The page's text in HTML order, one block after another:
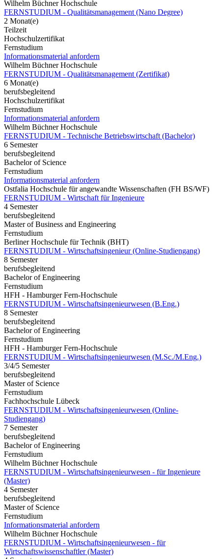
Wilhelm Büchner Hochschule
FERNSTUDIUM - Qualitätsmanagement (Nano Degree)
2 Monat(e)
Teilzeit
Hochschulzertifikat
Fernstudium
Informationsmaterial anfordern
Wilhelm Büchner Hochschule
FERNSTUDIUM - Qualitätsmanagement (Zertifikat)
6 Monat(e)
berufsbegleitend
Hochschulzertifikat
Fernstudium
Informationsmaterial anfordern
Wilhelm Büchner Hochschule
FERNSTUDIUM - Technische Betriebswirtschaft (Bachelor)
6 Semester
berufsbegleitend
Bachelor of Science
Fernstudium
Informationsmaterial anfordern
Ostfalia Hochschule für angewandte Wissenschaften (FH BS/WF)
FERNSTUDIUM - Wirtschaft für Ingenieure
4 Semester
berufsbegleitend
Master of Business and Engineering
Fernstudium
Berliner Hochschule für Technik (BHT)
FERNSTUDIUM - Wirtschaftsingenieur (Online-Studiengang)
8 Semester
berufsbegleitend
Bachelor of Engineering
Fernstudium
HFH - Hamburger Fern-Hochschule
FERNSTUDIUM - Wirtschaftsingenieurwesen (B.Eng.)
8 Semester
berufsbegleitend
Bachelor of Engineering
Fernstudium
HFH - Hamburger Fern-Hochschule
FERNSTUDIUM - Wirtschaftsingenieurwesen (M.Sc./M.Eng.)
3/4/5 Semester
berufsbegleitend
Master of Science
Fernstudium
Fachhochschule Lübeck
FERNSTUDIUM - Wirtschaftsingenieurwesen (Online-
Studiengang)
7 Semester
berufsbegleitend
Bachelor of Engineering
Fernstudium
Wilhelm Büchner Hochschule
FERNSTUDIUM - Wirtschaftsingenieurwesen - für Ingenieure
(Master)
4 Semester
berufsbegleitend
Master of Science
Fernstudium
Informationsmaterial anfordern
Wilhelm Büchner Hochschule
FERNSTUDIUM - Wirtschaftsingenieurwesen - für
Wirtschaftswissenschaftler (Master)